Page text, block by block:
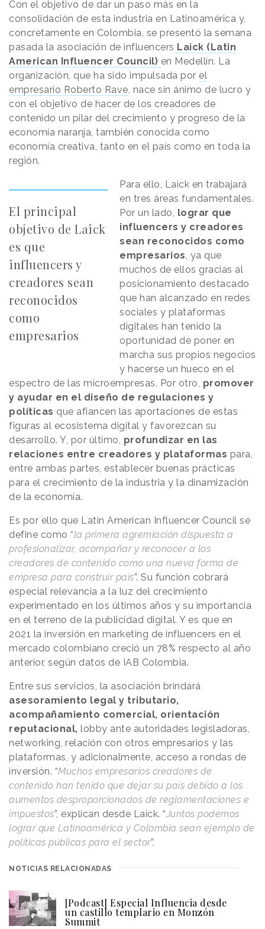
Con el objetivo de dar un paso más en la
consolidación de esta industria en Latinoamérica y,
concretamente en Colombia, se presentó la semana
pasada la asociación de influencers Laick (Latin
American Influencer Council) en Medellín. La
organización, que ha sido impulsada por el
empresario Roberto Rave, nace sin ánimo de lucro y
con el objetivo de hacer de los creadores de
contenido un pilar del crecimiento y progreso de la
economía naranja, también conocida como
economía creativa, tanto en el país como en toda la
región.
El principal
objetivo de Laick
es que
influencers y
creadores sean
reconocidos
como
empresarios
Para ello, Laick en trabajará
en tres áreas fundamentales.
Por un lado, lograr que
influencers y creadores
sean reconocidos como
empresarios, ya que
muchos de ellos gracias al
posicionamiento destacado
que han alcanzado en redes
sociales y plataformas
digitales han tenido la
oportunidad de poner en
marcha sus propios negocios
y hacerse un hueco en el
espectro de las microempresas. Por otro, promover
y ayudar en el diseño de regulaciones y
políticas que afiancen las aportaciones de estas
figuras al ecosistema digital y favorezcan su
desarrollo. Y, por último, profundizar en las
relaciones entre creadores y plataformas para,
entre ambas partes, establecer buenas prácticas
para el crecimiento de la industria y la dinamización
de la economía.
Es por ello que Latin American Influencer Council se
define como “la primera agremiación dispuesta a
profesionalizar, acompañar y reconocer a los
creadores de contenido como una nueva forma de
empresa para construir país”. Su función cobrará
especial relevancia a la luz del crecimiento
experimentado en los últimos años y su importancia
en el terreno de la publicidad digital. Y es que en
2021 la inversión en marketing de influencers en el
mercado colombiano creció un 78% respecto al año
anterior, según datos de IAB Colombia.
Entre sus servicios, la asociación brindará
asesoramiento legal y tributario,
acompañamiento comercial, orientación
reputacional, lobby ante autoridades legisladoras,
networking, relación con otros empresarios y las
plataformas, y adicionalmente, acceso a rondas de
inversión. “Muchos empresarios creadores de
contenido han tenido que dejar su país debido a los
aumentos desproporcionados de reglamentaciones e
impuestos”, explican desde Laick. “Juntos podemos
lograr que Latinoamérica y Colombia sean ejemplo de
políticas públicas para el sector”.
NOTICIAS RELACIONADAS
[Podcast] Especial Influencia desde
un castillo templario en Monzón
Summit